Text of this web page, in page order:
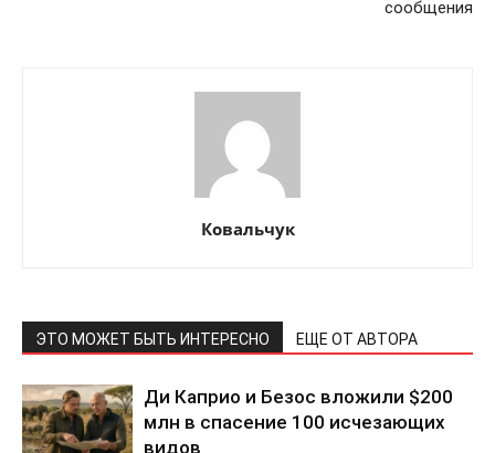
КавПолит
сообщения
Ковальчук
ЭТО МОЖЕТ БЫТЬ ИНТЕРЕСНО ЕЩЕ ОТ АВТОРА
Ди Каприо и Безос вложили $200
млн в спасение 100 исчезающих
видов